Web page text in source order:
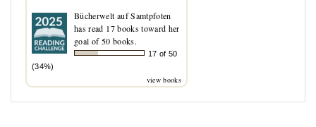
Bücherwelt auf Samtpfoten
has read 17 books toward her
goal of 50 books.
17 of 50
(34%)
view books